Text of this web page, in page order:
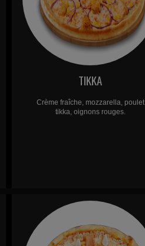
TIKKA
Crème fraîche, mozzarella, poulet
tikka, oignons rouges.